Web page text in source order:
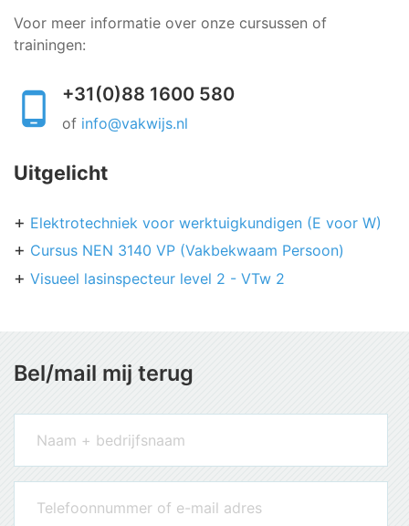
Voor meer informatie over onze cursussen of
trainingen:
+31(0)88 1600 580
of info@vakwijs.nl
Uitgelicht
Elektrotechniek voor werktuigkundigen (E voor W)
Cursus NEN 3140 VP (Vakbekwaam Persoon)
Visueel lasinspecteur level 2 - VTw 2
Bel/mail mij terug